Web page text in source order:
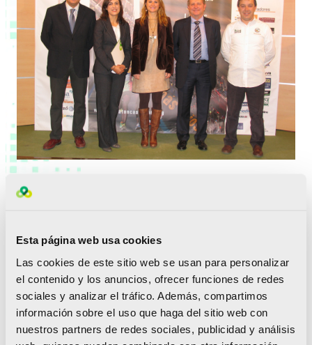
Esta página web usa cookies
Las cookies de este sitio web se usan para personalizar
el contenido y los anuncios, ofrecer funciones de redes
sociales y analizar el tráfico. Además, compartimos
información sobre el uso que haga del sitio web con
nuestros partners de redes sociales, publicidad y análisis
Tras el apoyo al Medio Maratón y al Maratón de
Valencia, por un lado, y al Medio Maratón de Santa
las tres provincias de la Comunitat Valenciana.
“Recicla tu Esfuerzo”
La colaboración de la Fundación Trinidad Alfonso será
visible con la puesta en marcha de una de las
acciones que viene desarrollando en aquellas carreras
en las que colabora: “Recicla tu Esfuerzo”. Dicha